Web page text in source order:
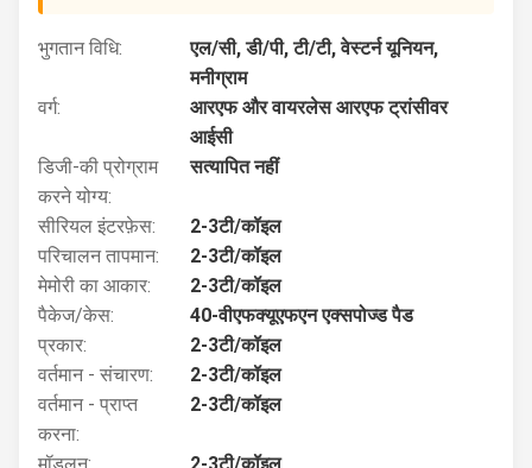
भुगतान विधि:
एल/सी, डी/पी, टी/टी, वेस्टर्न यूनियन,
मनीग्राम
वर्ग:
आरएफ और वायरलेस आरएफ ट्रांसीवर
आईसी
डिजी-की प्रोग्राम
करने योग्य:
सत्यापित नहीं
सीरियल इंटरफ़ेस:
2-3टी/कॉइल
परिचालन तापमान:
2-3टी/कॉइल
मेमोरी का आकार:
2-3टी/कॉइल
पैकेज/केस:
40-वीएफक्यूएफएन एक्सपोज्ड पैड
प्रकार:
2-3टी/कॉइल
वर्तमान - संचारण:
2-3टी/कॉइल
वर्तमान - प्राप्त
करना:
2-3टी/कॉइल